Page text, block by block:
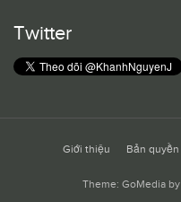
Twitter
Giới thiệu Bản quyền
Theme: GoMedia by